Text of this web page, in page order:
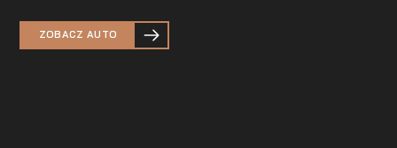
ZOBACZ AUTO